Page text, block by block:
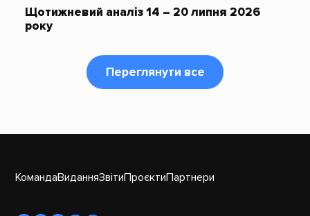
Щотижневий аналіз 14 – 20 липня 2026
року
Переглянути все
КомандаВиданняЗвітиПроєктиПартнери